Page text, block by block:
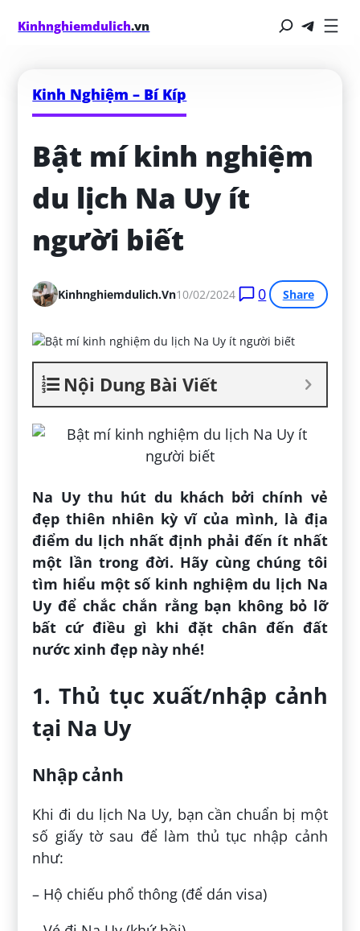
Kinhnghiemdulich.vn
Kinh Nghiệm – Bí Kíp
Bật mí kinh nghiệm
du lịch Na Uy ít
người biết
Kinhnghiemdulich.vn10/02/2024 0 Share
Nội Dung Bài Viết
Na Uy thu hút du khách bởi chính vẻ
đẹp thiên nhiên kỳ vĩ của mình, là địa
điểm du lịch nhất định phải đến ít nhất
một lần trong đời. Hãy cùng chúng tôi
tìm hiểu một số kinh nghiệm du lịch Na
Uy để chắc chắn rằng bạn không bỏ lỡ
bất cứ điều gì khi đặt chân đến đất
nước xinh đẹp này nhé!
1. Thủ tục xuất/nhập cảnh
tại Na Uy
Nhập cảnh
Khi đi du lịch Na Uy, bạn cần chuẩn bị một
số giấy tờ sau để làm thủ tục nhập cảnh
như:
– Hộ chiếu phổ thông (để dán visa)